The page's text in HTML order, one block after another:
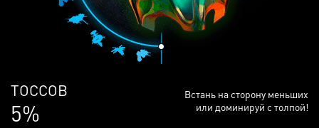
ЛЮДЕЙ
68%
Встань на сторону меньших
или доминируй с толпой!